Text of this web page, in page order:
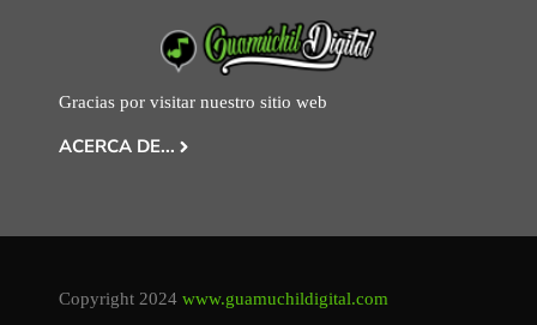
Gracias por visitar nuestro sitio web
ACERCA DE...
Copyright 2024 www.guamuchildigital.com